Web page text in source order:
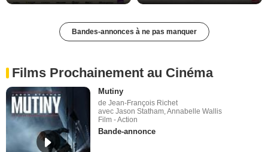
Bandes-annonces à ne pas manquer
Films Prochainement au Cinéma
Mutiny
de Jean-François Richet
avec Jason Statham, Annabelle Wallis
Film - Action
Bande-annonce